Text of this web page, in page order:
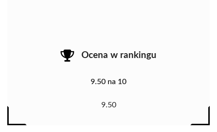
Ocena w rankingu
9.50 na 10
9.50